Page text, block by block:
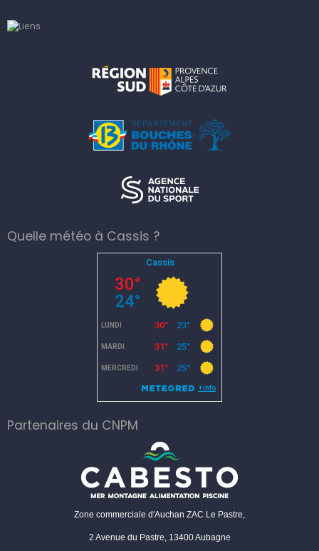
Quelle météo à Cassis ?
Partenaires du CNPM
Zone commerciale d'Auchan ZAC Le Pastre,
2 Avenue du Pastre, 13400 Aubagne